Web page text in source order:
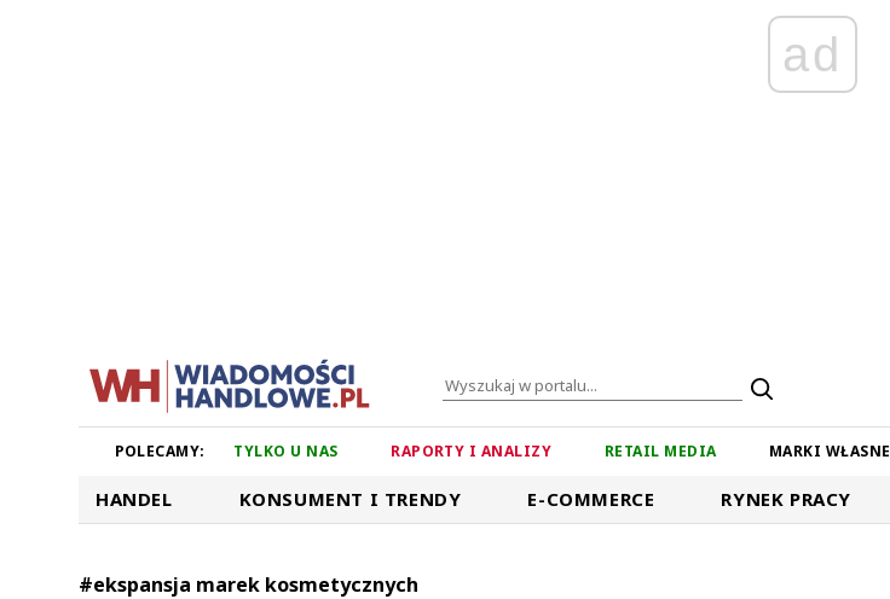
ad
POLECAMY: TYLKO U NAS RAPORTY I ANALIZY RETAIL MEDIA MARKI WŁASNE
HANDEL KONSUMENT I TRENDY E-COMMERCE RYNEK PRACY
#ekspansja marek kosmetycznych